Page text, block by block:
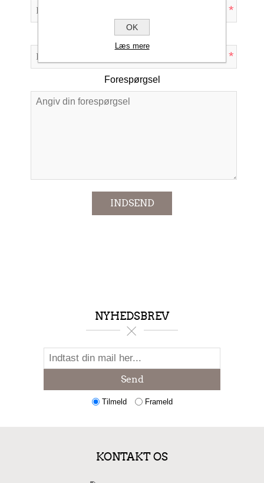
*
Emne:
*
Forespørgsel
INDSEND
NYHEDSBREV
Send
Tilmeld Frameld
KONTAKT OS
OK
Læs mere